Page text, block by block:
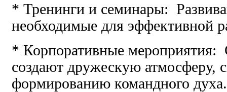
* Тренинги и семинары:
необходимые для эффективной
* Корпоративные мероприятия:
создают дружескую атмосферу,
формированию командного духа.